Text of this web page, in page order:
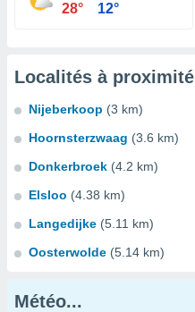
28° 12°
Localités à proximité
Nijeberkoop (3 km)
Hoornsterzwaag (3.6 km)
Donkerbroek (4.2 km)
Elsloo (4.38 km)
Langedijke (5.11 km)
Oosterwolde (5.14 km)
Météo...